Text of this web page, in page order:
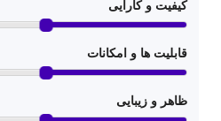
کیفیت و کارایی
قابلیت ها و امکانات
ظاهر و زیبایی